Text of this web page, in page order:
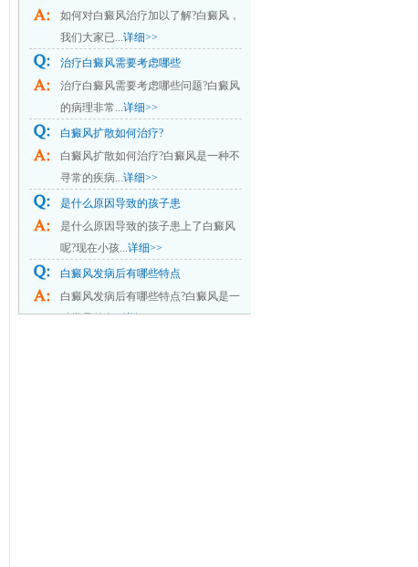
如何对白癜风治疗加以了解?白癜风，
我们大家已...详细>>
治疗白癜风需要考虑哪些
治疗白癜风需要考虑哪些问题?白癜风
的病理非常...详细>>
白癜风扩散如何治疗?
白癜风扩散如何治疗?白癜风是一种不
寻常的疾病...详细>>
是什么原因导致的孩子患
是什么原因导致的孩子患上了白癜风
呢?现在小孩...详细>>
白癜风发病后有哪些特点
白癜风发病后有哪些特点?白癜风是一
种常见的色...详细>>